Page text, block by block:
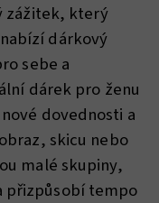
zážitek, který
dárkový
sebe a
dárek pro ženu
dovednosti a
skicu nebo
malé skupiny,
přizpůsobí tempo